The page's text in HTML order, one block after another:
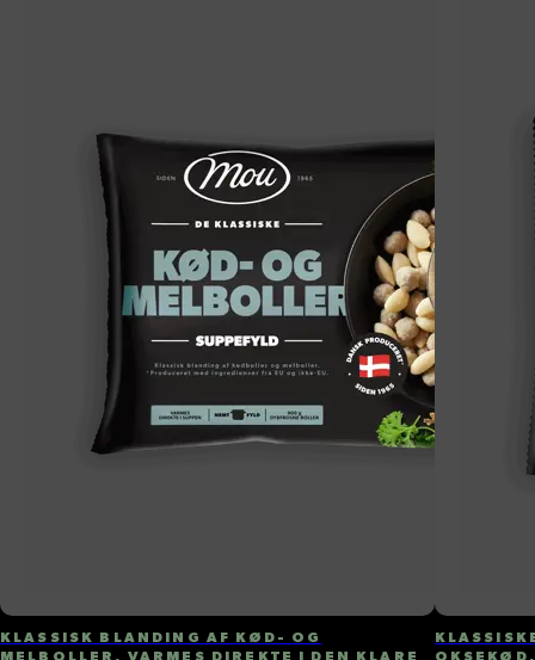
KLASSISK BLANDING AF KØD- OG
MELBOLLER. VARMES DIREKTE I DEN KLARE